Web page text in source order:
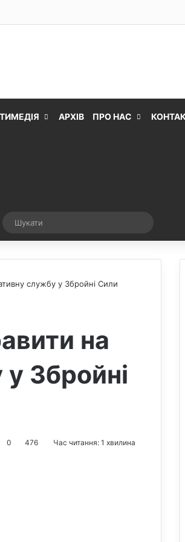
АРХІВ ПРО НАС
Випадкова стаття
службу у Збройні Сили
на
Збройні
0 476 Час читання: 1 хвилина